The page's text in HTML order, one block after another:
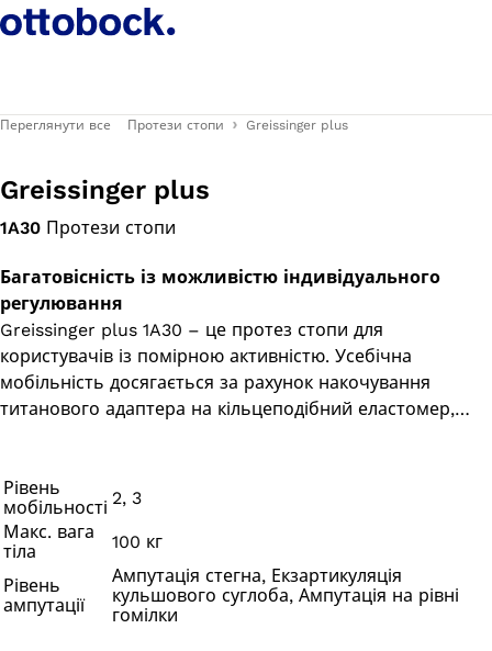
Переглянути все Протези стопи Greissinger plus
Greissinger plus
1A30 Протези стопи
Багатовісність із можливістю індивідуального
регулювання
Greissinger plus 1A30 – це протез стопи для
користувачів із помірною активністю. Усебічна
мобільність досягається за рахунок накочування
титанового адаптера на кільцеподібний еластомер,
Рівень
мобільності 2, 3
Макс. вага
тіла
100 кг
Рівень
ампутації
Ампутація стегна, Екзартикуляція
кульшового суглоба, Ампутація на рівні
гомілки